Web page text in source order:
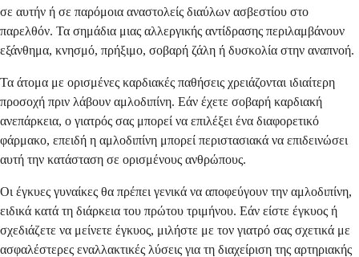
σε αυτήν ή σε παρόμοια αναστολείς διαύλων ασβεστίου στο
παρελθόν. Τα σημάδια μιας αλλεργικής αντίδρασης περιλαμβάνουν
εξάνθημα, κνησμό, πρήξιμο, σοβαρή ζάλη ή δυσκολία στην αναπνοή.
Τα άτομα με ορισμένες καρδιακές παθήσεις χρειάζονται ιδιαίτερη
προσοχή πριν λάβουν αμλοδιπίνη. Εάν έχετε σοβαρή καρδιακή
ανεπάρκεια, ο γιατρός σας μπορεί να επιλέξει ένα διαφορετικό
φάρμακο, επειδή η αμλοδιπίνη μπορεί περιστασιακά να επιδεινώσει
αυτή την κατάσταση σε ορισμένους ανθρώπους.
Οι έγκυες γυναίκες θα πρέπει γενικά να αποφεύγουν την αμλοδιπίνη,
ειδικά κατά τη διάρκεια του πρώτου τριμήνου. Εάν είστε έγκυος ή
σχεδιάζετε να μείνετε έγκυος, μιλήστε με τον γιατρό σας σχετικά με
ασφαλέστερες εναλλακτικές λύσεις για τη διαχείριση της αρτηριακής